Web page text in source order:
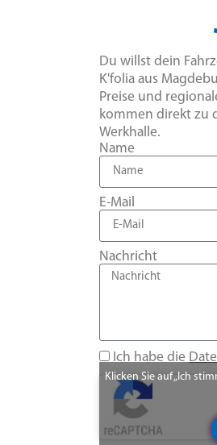
Du willst dein
K'folia aus
Preise und
kommen direkt zu
Werkhalle.
Name
E-Mail
Nachricht
Ich habe die
Klicken Sie auf „Ich